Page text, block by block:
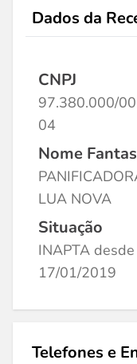
Dados da
CNPJ
97.380.000/
04
Nome
LUA NOVA
Situação
INAPTA desde
17/01/2019
Telefones e